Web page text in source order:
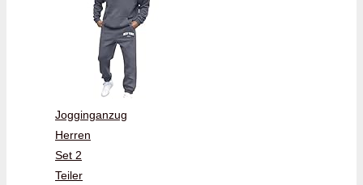
Jogginganzug
Herren
Set 2
Teiler